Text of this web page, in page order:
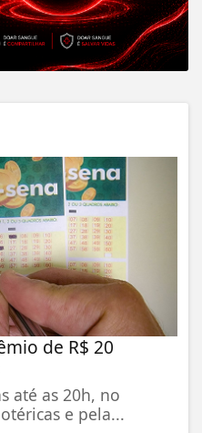
de R$ 20
até as 20h, no
e pela...